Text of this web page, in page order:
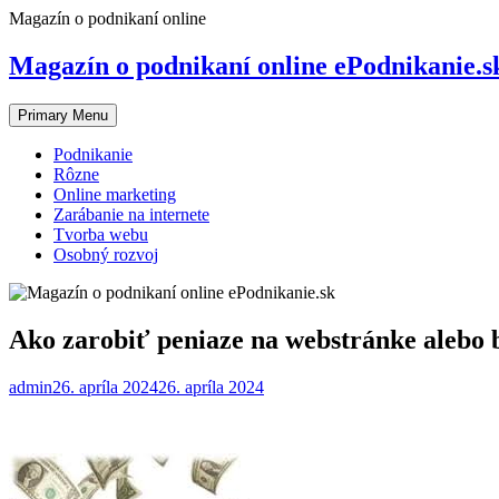
Skip
content
Magazín o podnikaní online
Magazín o podnikaní online
Primary Menu
Podnikanie
Rôzne
Online marketing
Zarábanie na internete
Tvorba webu
Osobný rozvoj
Ako zarobiť peniaze na webstránke alebo
admin26. apríla 202426. apríla 2024